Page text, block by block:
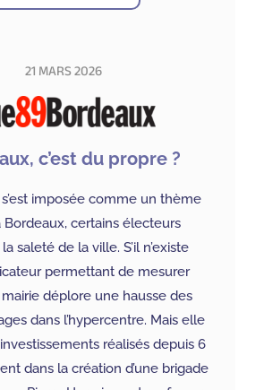
21 MARS 2026
c’est du propre ?
imposée comme un thème
Bordeaux, certains électeurs
saleté de la ville. S’il n’existe
permettant de mesurer
déplore une hausse des
dans l’hypercentre. Mais elle
réalisés depuis 6
dans la création d’une brigade